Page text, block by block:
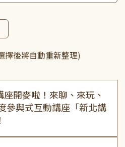
擇後將自動重新整理)
座開麥啦！來聊、來玩、
參與式互動講座「新北講